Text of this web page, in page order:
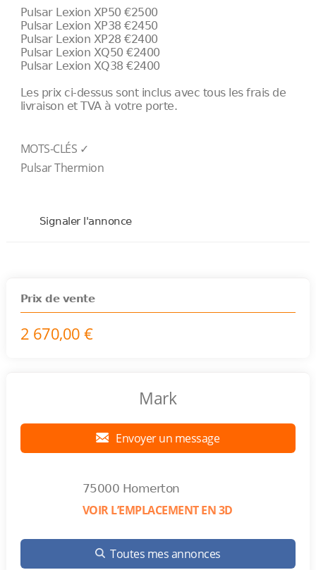
Pulsar Lexion XP50 €2500
Pulsar Lexion XP38 €2450
Pulsar Lexion XP28 €2400
Pulsar Lexion XQ50 €2400
Pulsar Lexion XQ38 €2400
Les prix ci-dessus sont inclus avec tous les frais de
livraison et TVA à votre porte.
MOTS-CLÉS ✓
Pulsar Thermion
Signaler l'annonce
Prix de vente
2 670,00 €
Mark
Envoyer un message
75000 Homerton
VOIR L’EMPLACEMENT EN 3D
Toutes mes annonces